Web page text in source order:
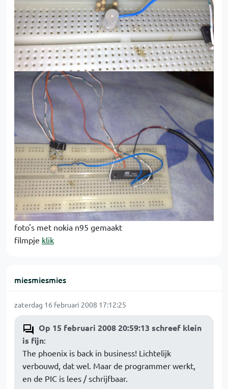
foto's met nokia n95 gemaakt
filmpje klik
miesmiesmies
zaterdag 16 februari 2008 17:12:25
Op 15 februari 2008 20:59:13 schreef klein
is fijn:
The phoenix is back in business! Lichtelijk
verbouwd, dat wel. Maar de programmer werkt,
en de PIC is lees / schrijfbaar.